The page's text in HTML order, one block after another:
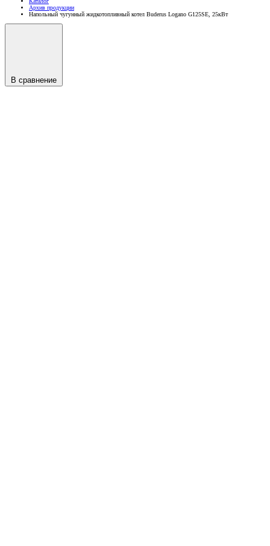
Архив продукции
Напольный чугунный жидкотопливный котел Buderus Logano G125SE, 25кВт
В сравнение